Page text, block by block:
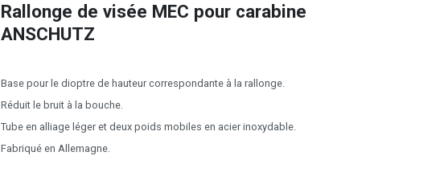
Rallonge de visée MEC pour carabine
ANSCHUTZ
Base pour le dioptre de hauteur correspondante à la rallonge.
Réduit le bruit à la bouche.
Tube en alliage léger et deux poids mobiles en acier inoxydable.
Fabriqué en Allemagne.